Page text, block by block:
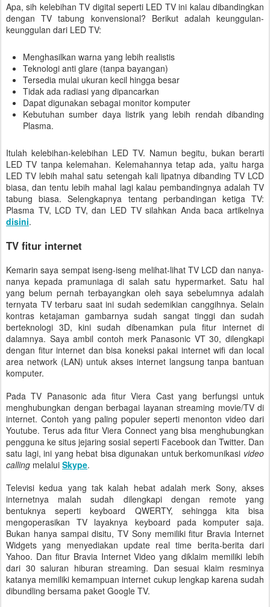
Apa, sih kelebihan TV digital seperti LED TV ini kalau dibandingkan
dengan TV tabung konvensional? Berikut adalah keunggulan-
keunggulan dari LED TV:
Menghasilkan warna yang lebih realistis
Teknologi anti glare (tanpa bayangan)
Tersedia mulai ukuran kecil hingga besar
Tidak ada radiasi yang dipancarkan
Dapat digunakan sebagai monitor komputer
Kebutuhan sumber daya listrik yang lebih rendah dibanding
Plasma.
Itulah kelebihan-kelebihan LED TV. Namun begitu, bukan berarti
LED TV tanpa kelemahan. Kelemahannya tetap ada, yaitu harga
LED TV lebih mahal satu setengah kali lipatnya dibanding TV LCD
biasa, dan tentu lebih mahal lagi kalau pembandingnya adalah TV
tabung biasa. Selengkapnya tentang perbandingan ketiga TV:
Plasma TV, LCD TV, dan LED TV silahkan Anda baca artikelnya
disini.
TV fitur internet
Kemarin saya sempat iseng-iseng melihat-lihat TV LCD dan nanya-
nanya kepada pramuniaga di salah satu hypermarket. Satu hal
yang belum pernah terbayangkan oleh saya sebelumnya adalah
ternyata TV terbaru saat ini sudah sedemikian canggihnya. Selain
kontras ketajaman gambarnya sudah sangat tinggi dan sudah
berteknologi 3D, kini sudah dibenamkan pula fitur internet di
dalamnya. Saya ambil contoh merk Panasonic VT 30, dilengkapi
dengan fitur internet dan bisa koneksi pakai internet wifi dan local
area network (LAN) untuk akses internet langsung tanpa bantuan
komputer.
Pada TV Panasonic ada fitur Viera Cast yang berfungsi untuk
menghubungkan dengan berbagai layanan streaming movie/TV di
internet. Contoh yang paling populer seperti menonton video dari
Youtube. Terus ada fitur Viera Connect yang bisa menghubungkan
pengguna ke situs jejaring sosial seperti Facebook dan Twitter. Dan
satu lagi, ini yang hebat bisa digunakan untuk berkomunikasi video
calling melalui Skype.
Televisi kedua yang tak kalah hebat adalah merk Sony, akses
internetnya malah sudah dilengkapi dengan remote yang
bentuknya seperti keyboard QWERTY, sehingga kita bisa
mengoperasikan TV layaknya keyboard pada komputer saja.
Bukan hanya sampai disitu, TV Sony memiliki fitur Bravia Internet
Widgets yang menyediakan update real time berita-berita dari
Yahoo. Dan fitur Bravia Internet Video yang diklaim memiliki lebih
dari 30 saluran hiburan streaming. Dan sesuai klaim resminya
katanya memiliki kemampuan internet cukup lengkap karena sudah
dibundling bersama paket Google TV.